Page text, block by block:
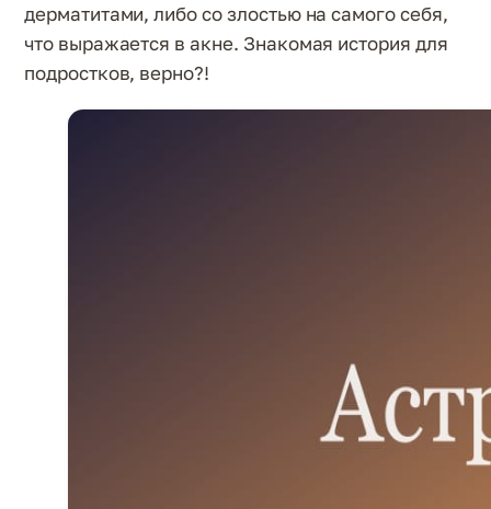
дерматитами, либо со злостью на самого себя,
что выражается в акне. Знакомая история для
подростков, верно?!